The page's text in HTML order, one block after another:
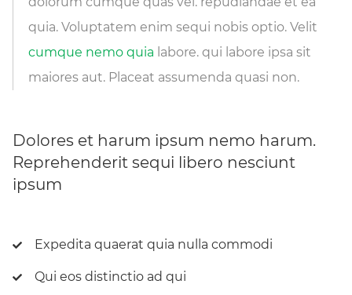
quia. Voluptatem enim sequi nobis optio. Velit
cumque nemo quia labore. qui labore ipsa sit
maiores aut. Placeat assumenda quasi non.
Dolores et harum ipsum nemo harum.
Reprehenderit sequi libero nesciunt
ipsum
Expedita quaerat quia nulla commodi
Qui eos distinctio ad qui